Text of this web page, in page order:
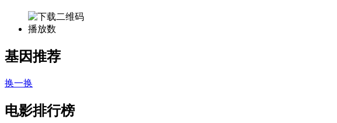
播放数
基因推荐
换一换
电影排行榜